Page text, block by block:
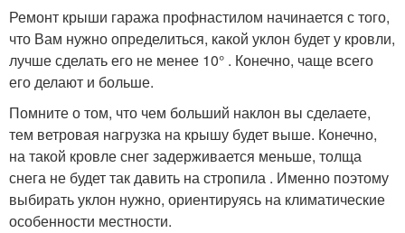
Ремонт крыши гаража профнастилом начинается с того,
что Вам нужно определиться, какой уклон будет у кровли,
лучше сделать его не менее 10° . Конечно, чаще всего
его делают и больше.
Помните о том, что чем больший наклон вы сделаете,
тем ветровая нагрузка на крышу будет выше. Конечно,
на такой кровле снег задерживается меньше, толща
снега не будет так давить на стропила . Именно поэтому
выбирать уклон нужно, ориентируясь на климатические
особенности местности.